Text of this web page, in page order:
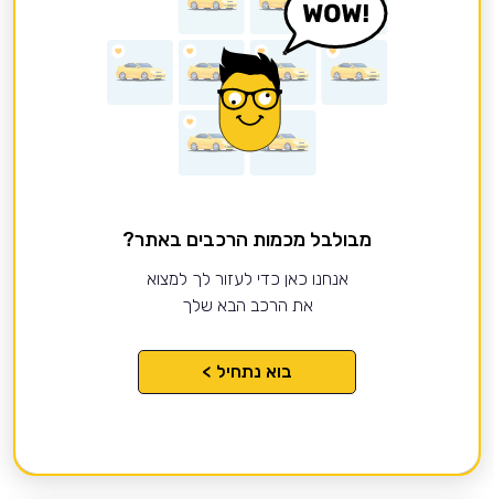
מבולבל מכמות הרכבים באתר?
אנחנו כאן כדי לעזור לך למצוא
את הרכב הבא שלך
בוא נתחיל >